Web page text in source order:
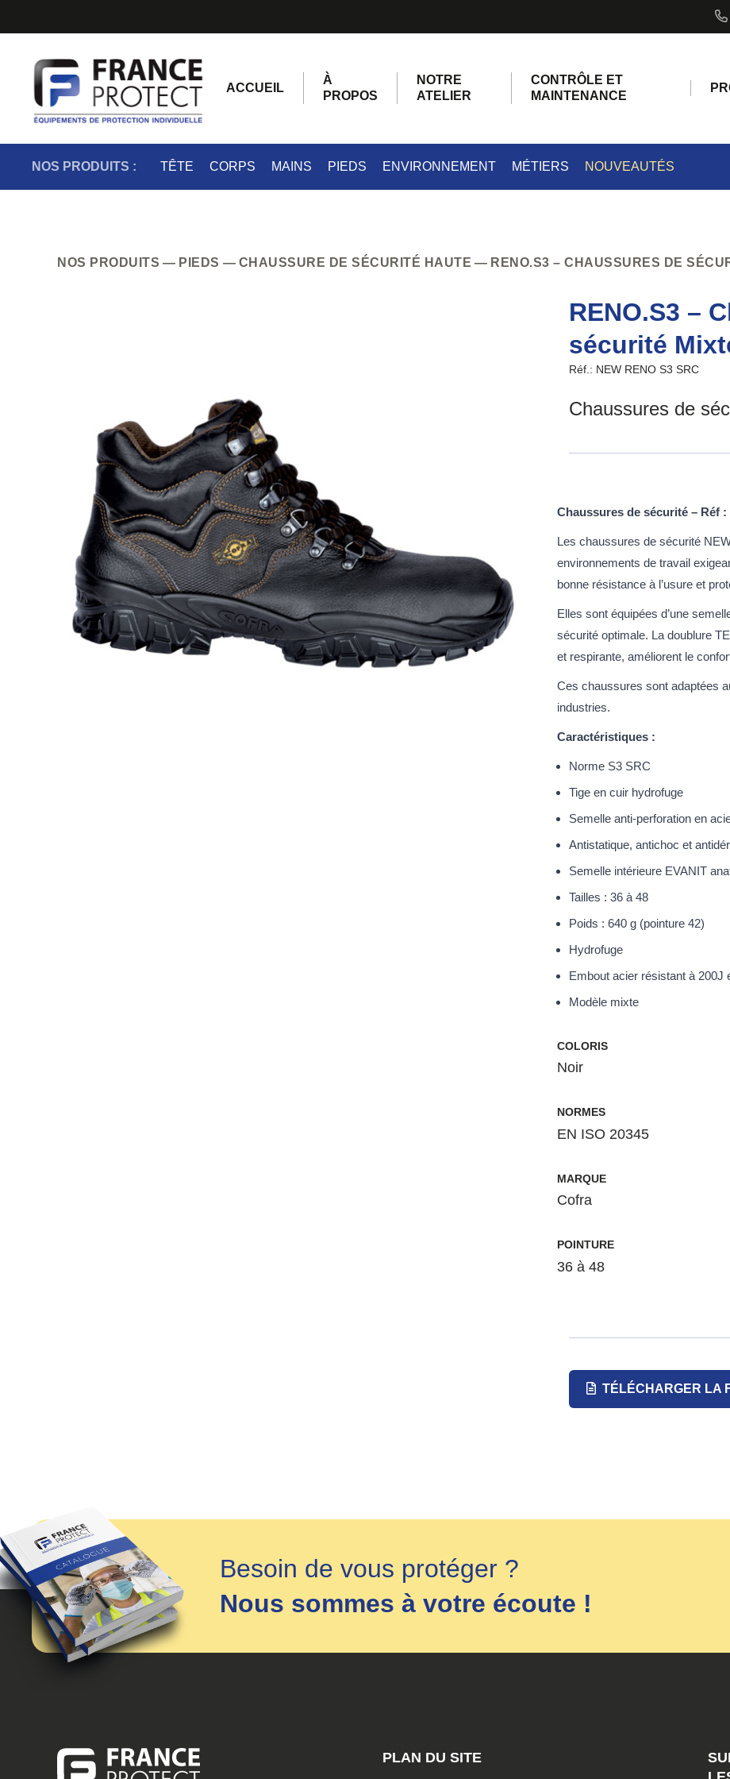
ACCUEIL
À
PROPOS
NOTRE
ATELIER
CONTRÔLE ET
MAINTENANCE
NOS PRODUITS : TÊTE CORPS MAINS PIEDS ENVIRONNEMENT MÉTIERS NOUVEAUTÉS
NOS PRODUITS PIEDS CHAUSSURE DE SÉCURITÉ HAUTE RENO.S3 – CHAUSSURES DE
RENO.S3 –
sécurité
Réf.: NEW RENO S3 SRC
Chaussures de
Chaussures de sécurité – Réf :
Les chaussures de sécurité
environnements de travail
bonne résistance à l’usure et
Elles sont équipées d’une
sécurité optimale. La doublure
et respirante, améliorent le
Ces chaussures sont adaptées
industries.
Caractéristiques :
Norme S3 SRC
Tige en cuir hydrofuge
Semelle anti-perforation en
Antistatique, antichoc et
Semelle intérieure EVANIT
Tailles : 36 à 48
Poids : 640 g (pointure 42)
Hydrofuge
Embout acier résistant à 200J
Modèle mixte
COLORIS
Noir
NORMES
EN ISO 20345
MARQUE
Cofra
POINTURE
36 à 48
TÉLÉCHARGER LA
Besoin de vous protéger ?
Nous sommes à votre écoute !
PLAN DU SITE